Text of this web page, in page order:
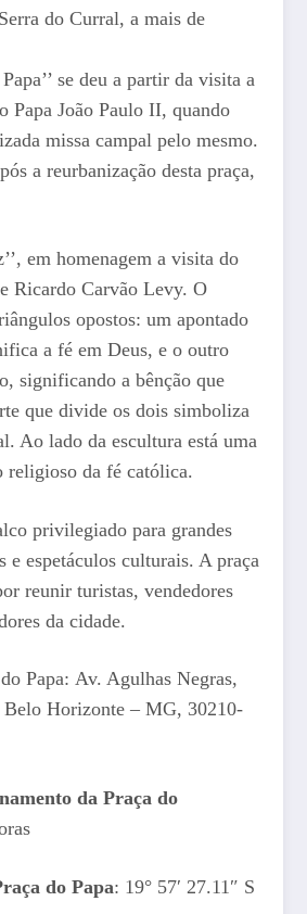
do Curral, a mais de
se deu a partir da visita a
Papa João Paulo II, quando
missa campal pelo mesmo.
a reurbanização desta praça,
em homenagem a visita do
Ricardo Carvão Levy. O
opostos: um apontado
a fé em Deus, e o outro
significando a bênção que
que divide os dois simboliza
Ao lado da escultura está uma
religioso da fé católica.
privilegiado para grandes
e espetáculos culturais. A praça
reunir turistas, vendedores
da cidade.
Papa: Av. Agulhas Negras,
Belo Horizonte – MG, 30210-
da Praça do
do Papa: 19° 57′ 27.11″ S